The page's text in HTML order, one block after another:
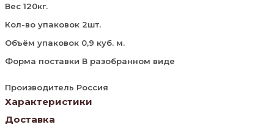
Вес 120кг.
Кол-во упаковок 2шт.
Объём упаковок 0,9 куб. м.
Форма поставки В разобранном виде
Производитель Россия
Характеристики
Доставка